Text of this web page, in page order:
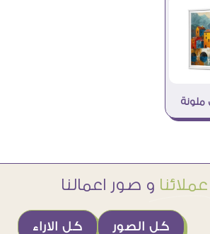
ملونة
عملائنا و صور اعمالنا
كل الاراء كل الصور